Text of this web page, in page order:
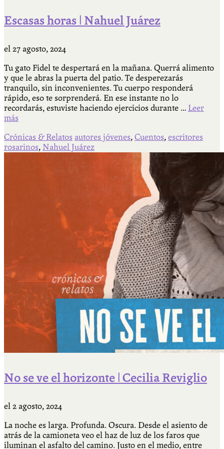
Escasas horas | Nahuel Juárez
el 27 agosto, 2024
Tu gato Fidel te despertará en la mañana. Querrá alimento
y que le abras la puerta del patio. Te desperezarás
tranquilo, sin inconvenientes. Tu cuerpo responderá
rápido, eso te sorprenderá. En ese instante no lo
recordarás, estuviste haciendo ejercicios durante … Leer
más
Crónicas & Relatos autores jóvenes, Cuentos, escritores
rosarinos, Nahuel Juárez
No se ve el horizonte | Cecilia Reviglio
el 2 agosto, 2024
La noche es larga. Profunda. Oscura. Desde el asiento de
atrás de la camioneta veo el haz de luz de los faros que
iluminan el asfalto del camino. Justo en el medio, entre